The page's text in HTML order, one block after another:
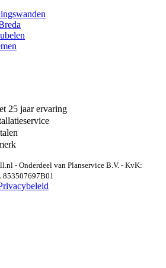
25 jaar ervaring
- Onderdeel van Planservice B.V. - KvK:
853507697B01